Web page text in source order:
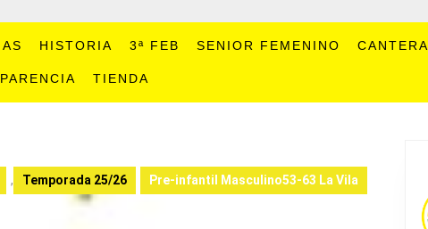
HISTORIA 3ª FEB SENIOR FEMENINO CANTERA
TIENDA
, Temporada 25/26 Pre-infantil Masculino53-63 La Vila